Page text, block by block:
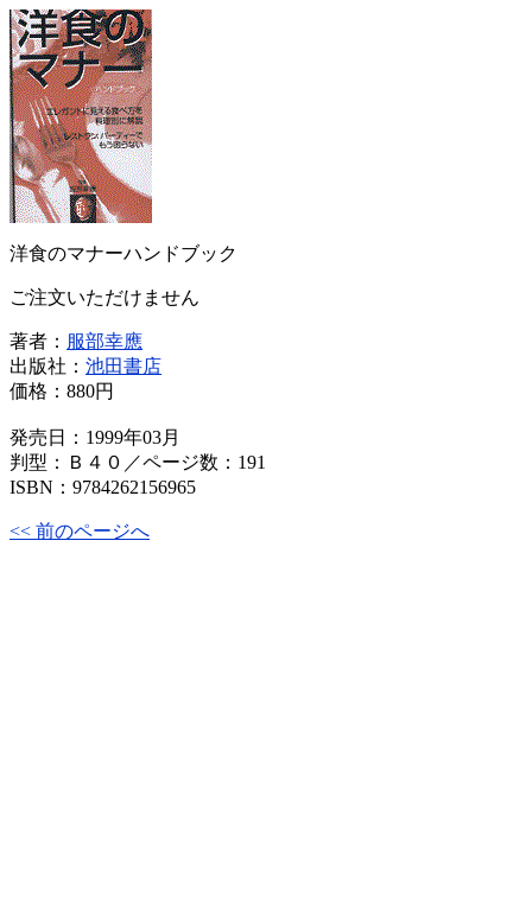
洋食のマナーハンドブック
ご注文いただけません
著者： 服部幸應
出版社： 池田書店
価格： 880円
発売日：1999年03月
判型：Ｂ４０／ページ数：191
ISBN：9784262156965
<< 前のページへ